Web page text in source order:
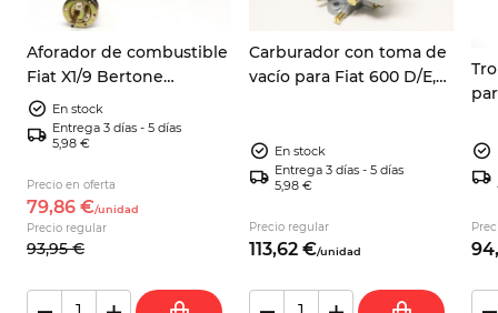
Aforador de combustible
Fiat X1/9 Bertone
1300/1500 carburador
4466517
En stock
Entrega 3 días - 5 días
5,98 €
Precio en oferta
79,86 €/unidad
Precio regular
93,95 €
Carburador con toma de
vacío para Fiat 600 D/E,
En stock
Entrega 3 días - 5 días
5,98 €
Precio regular
113,62 €/unidad 94,